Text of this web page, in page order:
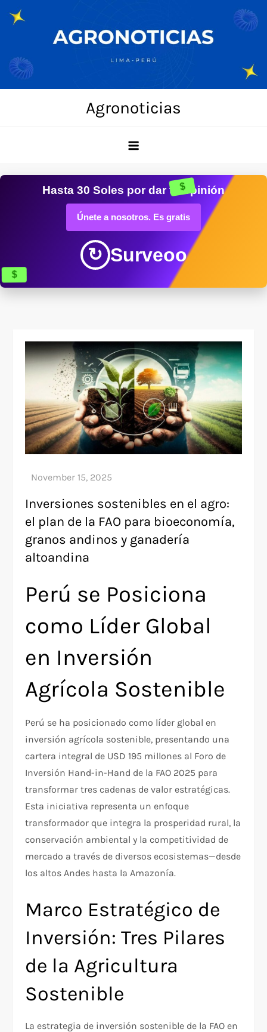
Skip
Agronoticias
$
$
Hasta 30 Soles por dar tu opinión
Únete a nosotros. Es gratis
↻ Surveoo
Inversiones sostenibles en el agro:
el plan de la FAO para bioeconomía,
granos andinos y ganadería
altoandina
Perú se Posiciona
como Líder Global
en Inversión
Agrícola Sostenible
Perú se ha posicionado como líder global en
inversión agrícola sostenible, presentando una
cartera integral de USD 195 millones al Foro de
Inversión Hand-in-Hand de la FAO 2025 para
transformar tres cadenas de valor estratégicas.
Esta iniciativa representa un enfoque
transformador que integra la prosperidad rural, la
conservación ambiental y la competitividad de
mercado a través de diversos ecosistemas—desde
los altos Andes hasta la Amazonía.
Marco Estratégico de
Inversión: Tres Pilares
de la Agricultura
Sostenible
La estrategia de inversión sostenible de la FAO en